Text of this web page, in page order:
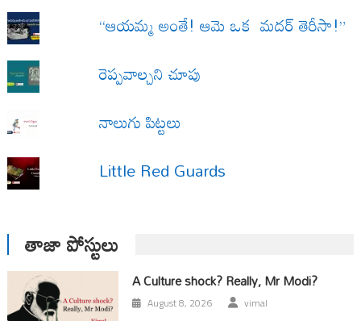
“ఆయమ్మ అంతే! ఆమె ఒక మదర్ తెరీసా!”
రెప్పవాల్చని చూపు
నాలుగు పిట్టలు
Little Red Guards
తాజా పోస్టులు
A Culture shock? Really, Mr Modi?
August 8, 2026 vimal